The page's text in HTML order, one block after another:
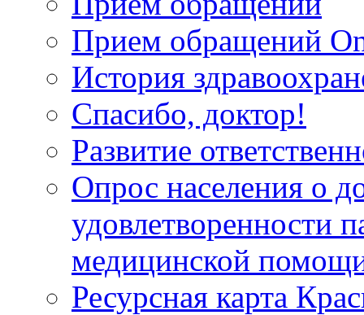
Прием обращений
История
Спасибо, доктор!
Развитие
Опрос населения о
удовлетворенности
медицинской
Ресурсная карта